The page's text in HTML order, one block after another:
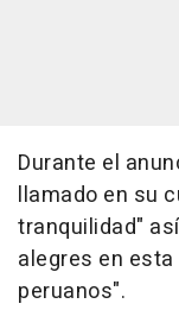
Durante el
llamado en su
tranquilidad"
alegres en
peruanos".